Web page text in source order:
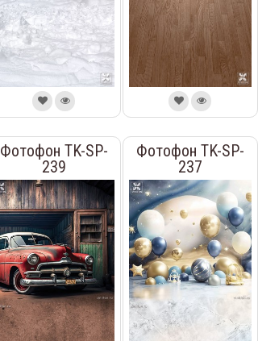
Фотофон TK-SP-
239
Фотофон TK-SP-
237